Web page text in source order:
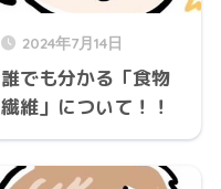
2024年7月14日
誰でも分かる「食物
繊維」について！！